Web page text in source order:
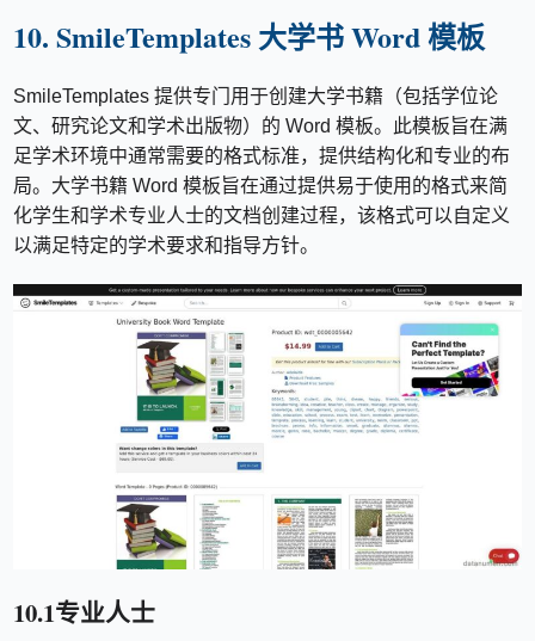
10. SmileTemplates 大学书 Word 模板
SmileTemplates 提供专门用于创建大学书籍（包括学位论
文、研究论文和学术出版物）的 Word 模板。此模板旨在满
足学术环境中通常需要的格式标准，提供结构化和专业的布
局。大学书籍 Word 模板旨在通过提供易于使用的格式来简
化学生和学术专业人士的文档创建过程，该格式可以自定义
以满足特定的学术要求和指导方针。
10.1专业人士